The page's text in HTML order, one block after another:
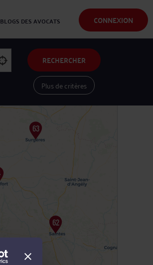
CONNEXION
BLOGS DES AVOCATS
RECHERCHER
Plus de critères